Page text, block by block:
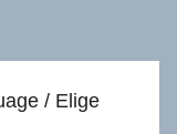
/ Elige